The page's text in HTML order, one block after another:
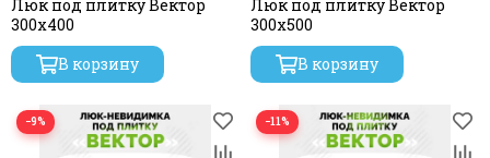
Люк под плитку Вектор
300х400
В корзину
Люк под плитку Вектор
300х500
В корзину
−9% −11%